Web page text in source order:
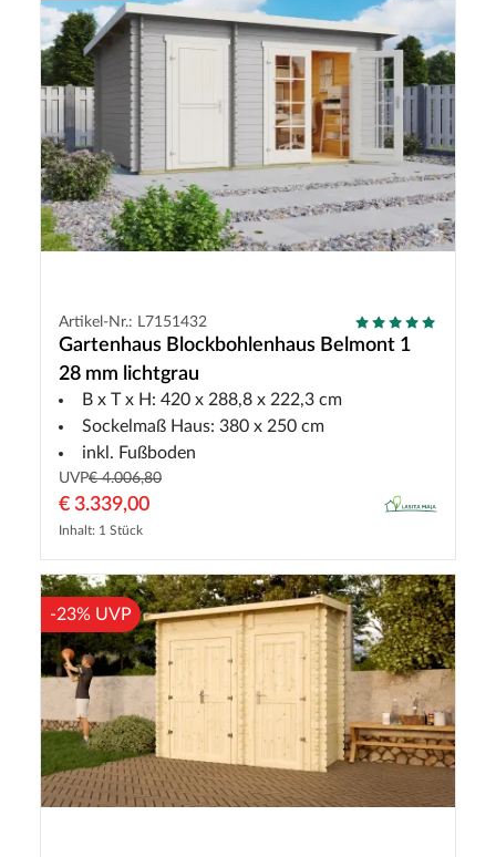
Artikel-Nr.: L7151432
Gartenhaus Blockbohlenhaus Belmont 1
28 mm lichtgrau
B x T x H: 420 x 288,8 x 222,3 cm
Sockelmaß Haus: 380 x 250 cm
inkl. Fußboden
UVP€ 4.006,80
€ 3.339,00
Inhalt: 1 Stück
-23% UVP